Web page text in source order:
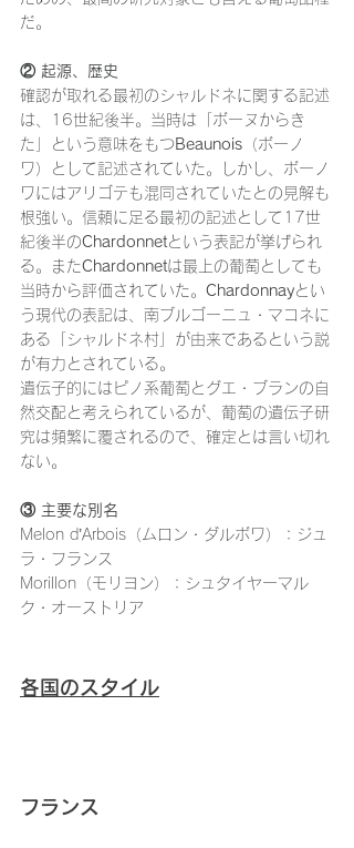
だ。
② 起源、歴史
確認が取れる最初のシャルドネに関する記述
は、16世紀後半。当時は「ボーヌからき
た」という意味をもつ Beaunois （ボーノ
ワ）として記述されていた。しかし、ボーノ
ワにはアリゴテも混同されていたとの見解も
根強い。信頼に足る最初の記述として17世
紀後半のChardonnetという表記が挙げられ
る。またChardonnetは最上の葡萄としても
当時から評価されていた。 Chardonnayとい
う現代の表記は、南ブルゴーニュ・マコネに
ある「シャルドネ村」が由来であるという説
が有力とされている。
遺伝子的にはピノ系葡萄とグエ・ブランの自
然交配と考えられているが、葡萄の遺伝子研
究は頻繁に覆されるので、確定とは言い切れ
ない。
③ 主要な別名
Melon d’Arbois（ムロン・ダルボワ）：ジュ
ラ・フランス
Morillon（モリヨン）：シュタイヤーマル
ク・オーストリア
各国のスタイル
フランス